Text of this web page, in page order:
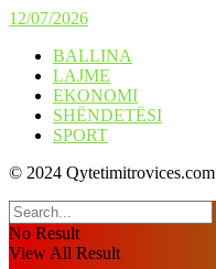
12/07/2026
BALLINA
LAJME
EKONOMI
SHËNDETËSI
SPORT
© 2024 Qytetimitrovices.com
No Result
View All Result